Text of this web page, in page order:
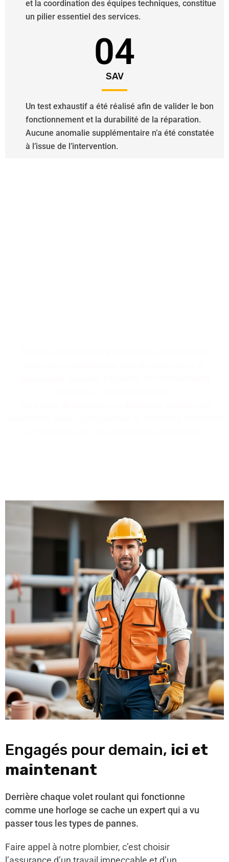
et la coordination des équipes techniques, constitue
un pilier essentiel des services.
04
SAV
Un test exhaustif a été réalisé afin de valider le bon
fonctionnement et la durabilité de la réparation.
Aucune anomalie supplémentaire n’a été constatée
à l’issue de l’intervention.
Engagés pour demain, ici et
maintenant
Derrière chaque volet roulant qui fonctionne
comme une horloge se cache un expert qui a vu
passer tous les types de pannes.
Faire appel à notre plombier, c’est choisir